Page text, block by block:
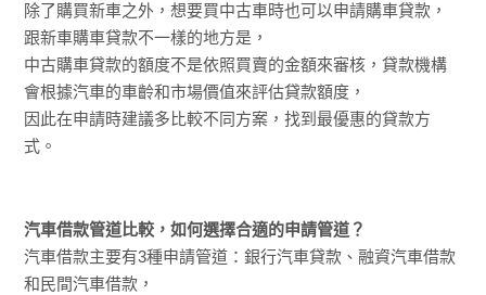
除了購買新車之外，想要買中古車時也可以申請購車貸款，
跟新車購車貸款不一樣的地方是，
中古購車貸款的額度不是依照買賣的金額來審核，貸款機構
會根據汽車的車齡和市場價值來評估貸款額度，
因此在申請時建議多比較不同方案，找到最優惠的貸款方
式。
汽車借款管道比較，如何選擇合適的申請管道？
汽車借款主要有3種申請管道：銀行汽車貸款、融資汽車借款
和民間汽車借款，